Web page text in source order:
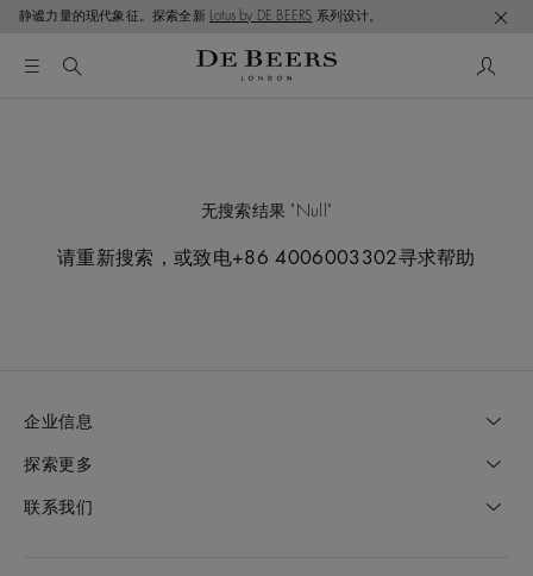
静谧力量的现代象征。探索全新 Lotus by DE BEERS 系列设计。
无搜索结果 Null
请重新搜索，或致电+86 4006003302寻求帮助
企业信息
探索更多
联系我们